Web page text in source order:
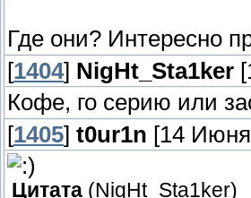
Где они? Интересно
[1404] NigHt_Sta1ker
Кофе, го серию или
[1405] t0ur1n [14
Цитата (NigHt_Sta1ker)